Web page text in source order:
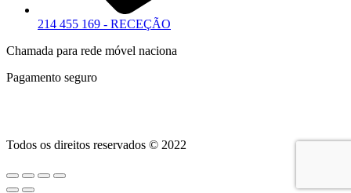
214 455 169 - RECEÇÃO
Chamada para rede móvel naciona
Pagamento seguro
Todos os direitos reservados © 2022